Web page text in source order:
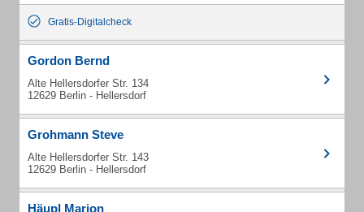
Gratis-Digitalcheck
Gordon Bernd
Alte Hellersdorfer Str. 134
12629 Berlin - Hellersdorf
Grohmann Steve
Alte Hellersdorfer Str. 143
12629 Berlin - Hellersdorf
Häupl Marion